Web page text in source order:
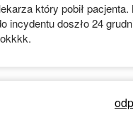
który pobił pacjenta.
incydentu doszło 24